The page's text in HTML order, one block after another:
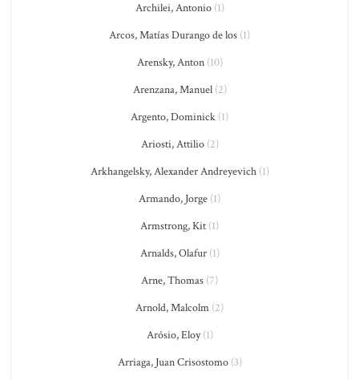
Archilei, Antonio(1)
Arcos, Matías Durango de los (1)
Arensky, Anton(10)
Arenzana, Manuel(2)
Argento, Dominick (1)
Ariosti, Attilio(2)
Arkhangelsky, Alexander Andreyevich(1)
Armando, Jorge (1)
Armstrong, Kit (1)
Arnalds, Olafur(1)
Arne, Thomas (7)
Arnold, Malcolm (2)
Arósio, Eloy(1)
Arriaga, Juan Crisostomo(3)